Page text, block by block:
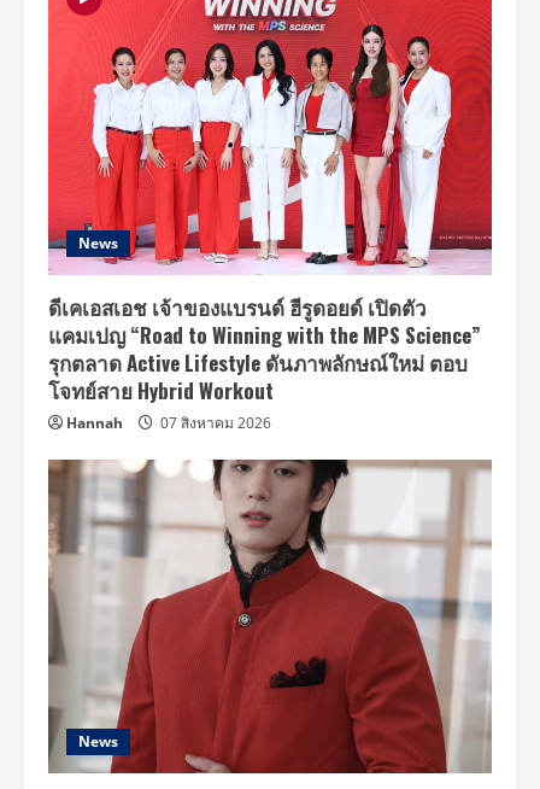
กา
รัน
ตี
มุก
ใหม่
มา
ให้
แบบ
เต็ม
พิกัด
News
ดีเคเอสเอช เจ้าของแบรนด์ ฮีรูดอยด์ เปิดตัว
แคมเปญ “Road to Winning with the MPS Science”
รุกตลาด Active Lifestyle ดันภาพลักษณ์ใหม่ ตอบ
โจทย์สาย Hybrid Workout
Hannah 07 สิงหาคม 2026
News